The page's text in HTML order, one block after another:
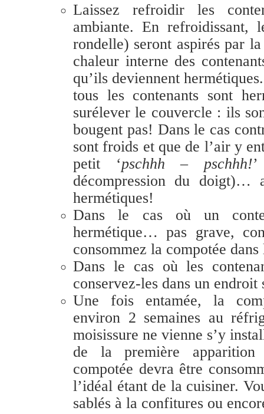
Laissez refroidir les
ambiante. En refroidissant,
rondelle) seront aspirés par
chaleur interne des
qu’ils deviennent
tous les contenants sont
surélever le couvercle : ils
bougent pas! Dans le cas
sont froids et que de l’air y
petit ‘pschhh – pschhh!
décompression du doigt)…
hermétiques!
Dans le cas où un
hermétique… pas grave,
consommez la compotée
Dans le cas où les
conservez-les dans un endroit
Une fois entamée, la
environ 2 semaines au
moisissure ne vienne s’y
de la première apparition
compotée devra être
l’idéal étant de la cuisiner.
sablés à la confitures ou